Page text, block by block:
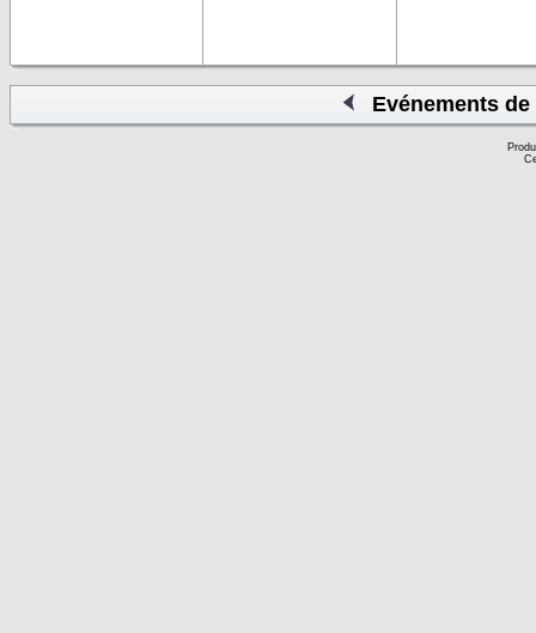
Evénements